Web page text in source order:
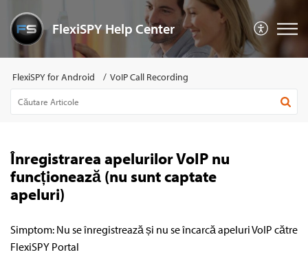
FlexiSPY Help Center
FlexiSPY for Android VoIP Call Recording
Înregistrarea apelurilor VoIP nu
funcționează (nu sunt captate
apeluri)
Simptom: Nu se înregistrează și nu se încarcă apeluri VoIP către
FlexiSPY Portal